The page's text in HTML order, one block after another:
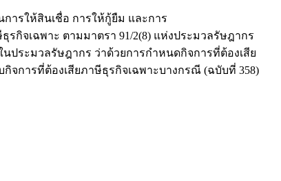
ารให้สินเชื่อ การให้กู้ยืม และการ
กิจเฉพาะ ตามมาตรา 91/2(8) แห่งประมวลรัษฎากร
ระมวลรัษฎากร ว่าด้วยการกำหนดกิจการที่ต้องเสีย
จการที่ต้องเสียภาษีธุรกิจเฉพาะบางกรณี (ฉบับที่ 358)